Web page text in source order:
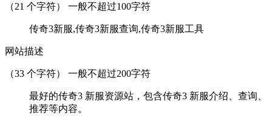
（21 个字符） 一般不超过100字符
传奇3新服,传奇3新服查询,传奇3新服工具
网站描述
（33 个字符） 一般不超过200字符
最好的传奇3 新服资源站，包含传奇3 新服介绍、查询、
推荐等内容。